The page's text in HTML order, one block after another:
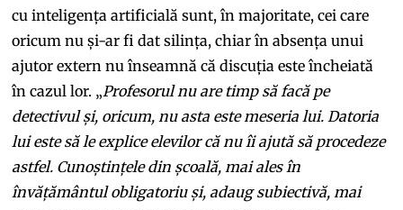
cu inteligența artificială sunt, în majoritate, cei care
oricum nu și-ar fi dat silința, chiar în absența unui
ajutor extern nu înseamnă că discuția este încheiată
în cazul lor. „Profesorul nu are timp să facă pe
detectivul și, oricum, nu asta este meseria lui. Datoria
lui este să le explice elevilor că nu îi ajută să procedeze
astfel. Cunoștințele din școală, mai ales în
învățământul obligatoriu și, adaug subiectivă, mai